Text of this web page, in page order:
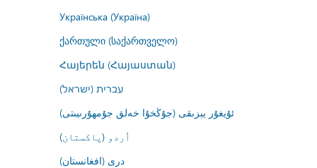
Українська (Україна)
ქართული (საქართველო)
Հայերեն (Հայաստան)
עברית (ישראל)
ئۇيغۇر يېزىقى (جۇڭخۇا خەلق جۇمھۇرىيىتى)
اُردو (پاکستان)
درى (افغانستان)